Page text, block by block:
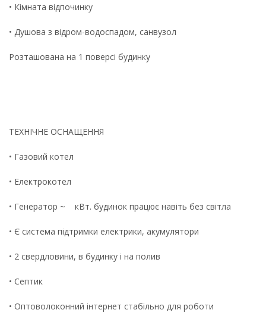
• Кімната відпочинку
• Душова з відром-водоспадом, санвузол
Розташована на 1 поверсі будинку
ТЕХНІЧНЕ ОСНАЩЕННЯ
• Газовий котел
• Електрокотел
• Генератор ~ кВт. будинок працює навіть без світла
• Є система підтримки електрики, акумулятори
• 2 свердловини, в будинку і на полив
• Септик
• Оптоволоконний інтернет стабільно для роботи